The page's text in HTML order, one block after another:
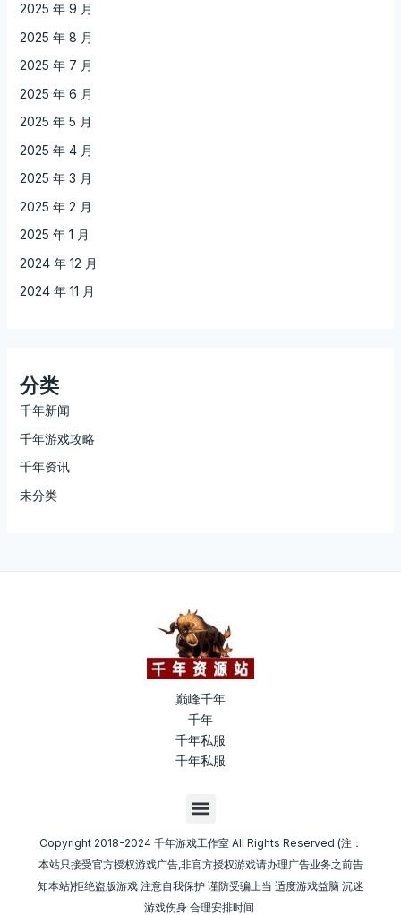
2025 年 9 月
2025 年 8 月
2025 年 7 月
2025 年 6 月
2025 年 5 月
2025 年 4 月
2025 年 3 月
2025 年 2 月
2025 年 1 月
2024 年 12 月
2024 年 11 月
分类
千年新闻
千年游戏攻略
千年资讯
未分类
巅峰千年
千年
千年私服
千年私服
M
e
n
u
Copyright 2018-2024 千年游戏工作室 All Rights Reserved (注：
本站只接受官方授权游戏广告,非官方授权游戏请办理广告业务之前告
知本站)拒绝盗版游戏 注意自我保护 谨防受骗上当 适度游戏益脑 沉迷
游戏伤身 合理安排时间